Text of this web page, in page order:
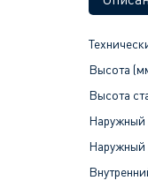
Высота
Высота
Наружный
Наружный